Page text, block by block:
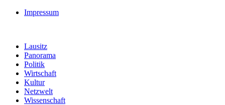
Impressum
Lausitz
Panorama
Politik
Wirtschaft
Kultur
Netzwelt
Wissenschaft